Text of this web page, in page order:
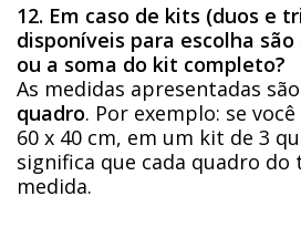
12. Em caso de kits (duos e
disponíveis para escolha
ou a soma do kit completo?
As medidas apresentadas
quadro. Por exemplo: se
60 x 40 cm, em um kit de 3
significa que cada quadro
medida.